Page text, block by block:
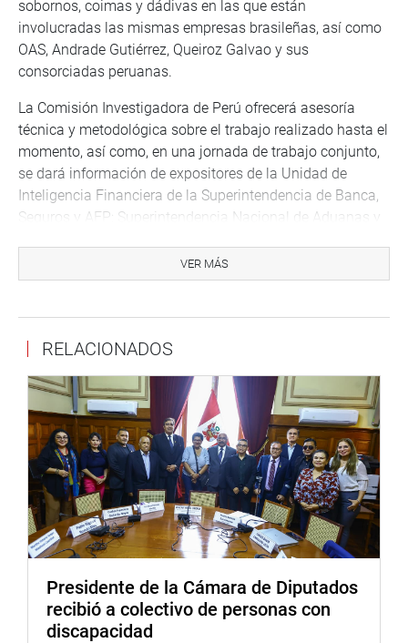
sobornos, coimas y dádivas en las que están
involucradas las mismas empresas brasileñas, así como
OAS, Andrade Gutiérrez, Queiroz Galvao y sus
consorciadas peruanas.
La Comisión Investigadora de Perú ofrecerá asesoría
técnica y metodológica sobre el trabajo realizado hasta el
momento, así como, en una jornada de trabajo conjunto,
se dará información de expositores de la Unidad de
Inteligencia Financiera de la Superintendencia de Banca,
Seguros y AFP; Superintendencia Nacional de Aduanas y
Susana Rivero Guzmán, Presidenta de la Comisión Mixta
de Investigación de sobornos mencionados en procesos
judiciales internacionales caso Odebrecht (Estados
Unidos) y Lava Jato – Camargo Correa (Brasil); Senador
Leónidas Milton Barón Hidalgo; Senadora Adriana
Salvatierra Arriaza y Diputado Norman René Lazarte
Calizaya.
En la agenda coordinada con la Comisión que preside la
Congresista Rosa Bartra se incluye la visita protocolar al
con el Fiscal de la Nación, Pablo Sánchez, la mañana del
viernes; la participación como veedores de una sesión
ordinaria y la suscripción de un pronunciamiento de
VER MÁS
RELACIONADOS
Presidente de la Cámara de Diputados
recibió a colectivo de personas con
discapacidad